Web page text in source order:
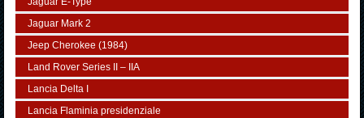
Jaguar Mark 2
Jeep Cherokee (1984)
Land Rover Series II – IIA
Lancia Delta I
Lancia Flaminia presidenziale